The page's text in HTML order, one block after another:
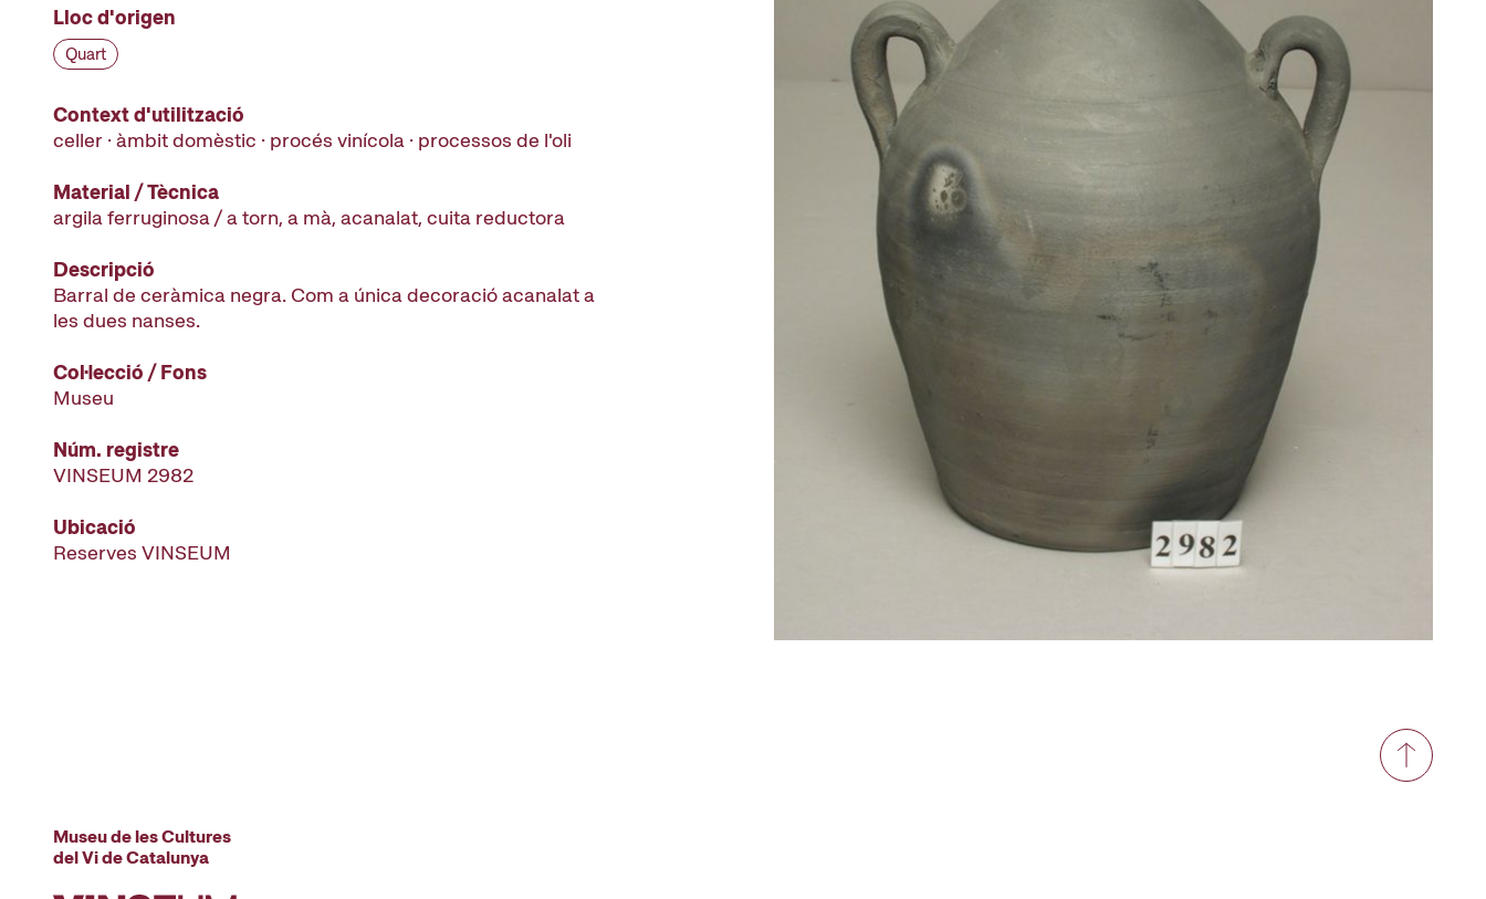
Lloc d'origen
Quart
Context d'utilització
celler · àmbit domèstic · procés vinícola · processos de l'oli
Material / Tècnica
argila ferruginosa / a torn, a mà, acanalat, cuita reductora
Descripció
Barral de ceràmica negra. Com a única decoració acanalat a
les dues nanses.
Col·lecció / Fons
Museu
Núm. registre
VINSEUM 2982
Ubicació
Reserves VINSEUM
Museu de les Cultures
del Vi de Catalunya